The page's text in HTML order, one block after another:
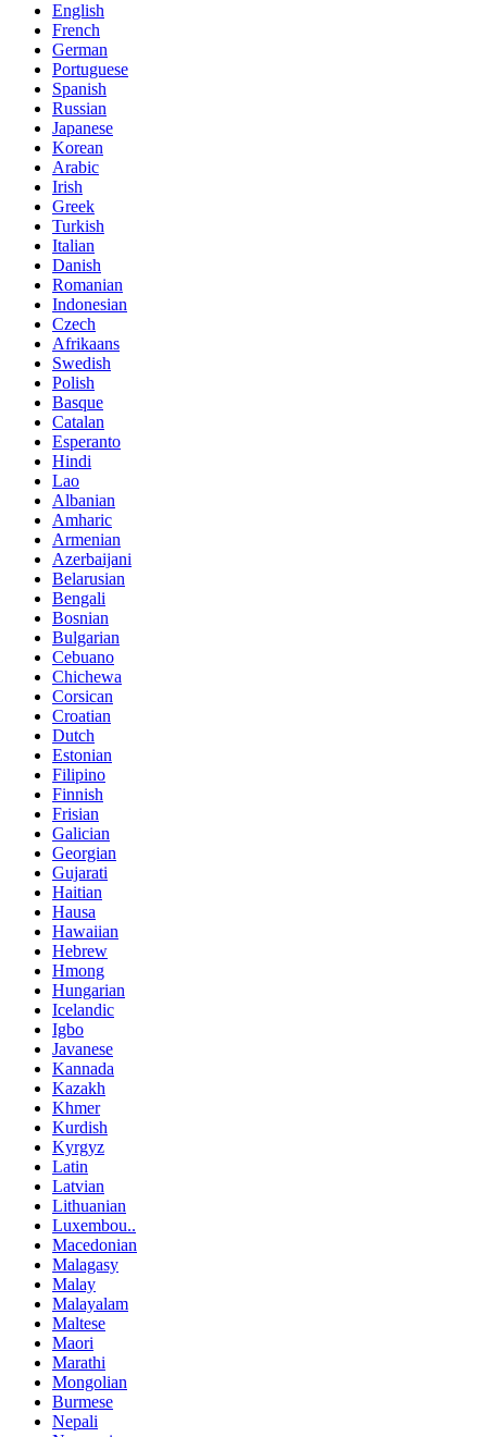
English
French
German
Portuguese
Spanish
Russian
Japanese
Korean
Arabic
Irish
Greek
Turkish
Italian
Danish
Romanian
Indonesian
Czech
Afrikaans
Swedish
Polish
Basque
Catalan
Esperanto
Hindi
Lao
Albanian
Amharic
Armenian
Azerbaijani
Belarusian
Bengali
Bosnian
Bulgarian
Cebuano
Chichewa
Corsican
Croatian
Dutch
Estonian
Filipino
Finnish
Frisian
Galician
Georgian
Gujarati
Haitian
Hausa
Hawaiian
Hebrew
Hmong
Hungarian
Icelandic
Igbo
Javanese
Kannada
Kazakh
Khmer
Kurdish
Kyrgyz
Latin
Latvian
Lithuanian
Luxembou..
Macedonian
Malagasy
Malay
Malayalam
Maltese
Maori
Marathi
Mongolian
Burmese
Nepali